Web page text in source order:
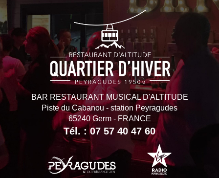
BAR RESTAURANT MUSICAL D'ALTITUDE
Piste du Cabanou- station Peyragudes
65240 Germ - FRANCE
Tél. :07 57 40 47 60